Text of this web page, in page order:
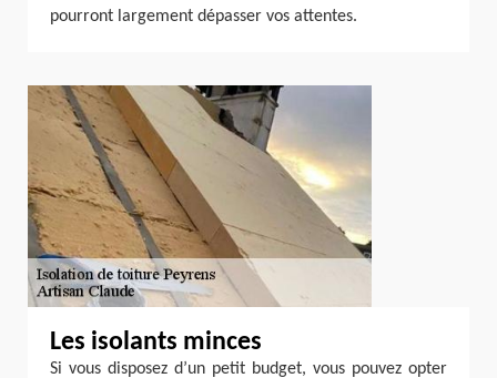
pourront largement dépasser vos attentes.
Les isolants minces
Si vous disposez d’un petit budget, vous pouvez opter